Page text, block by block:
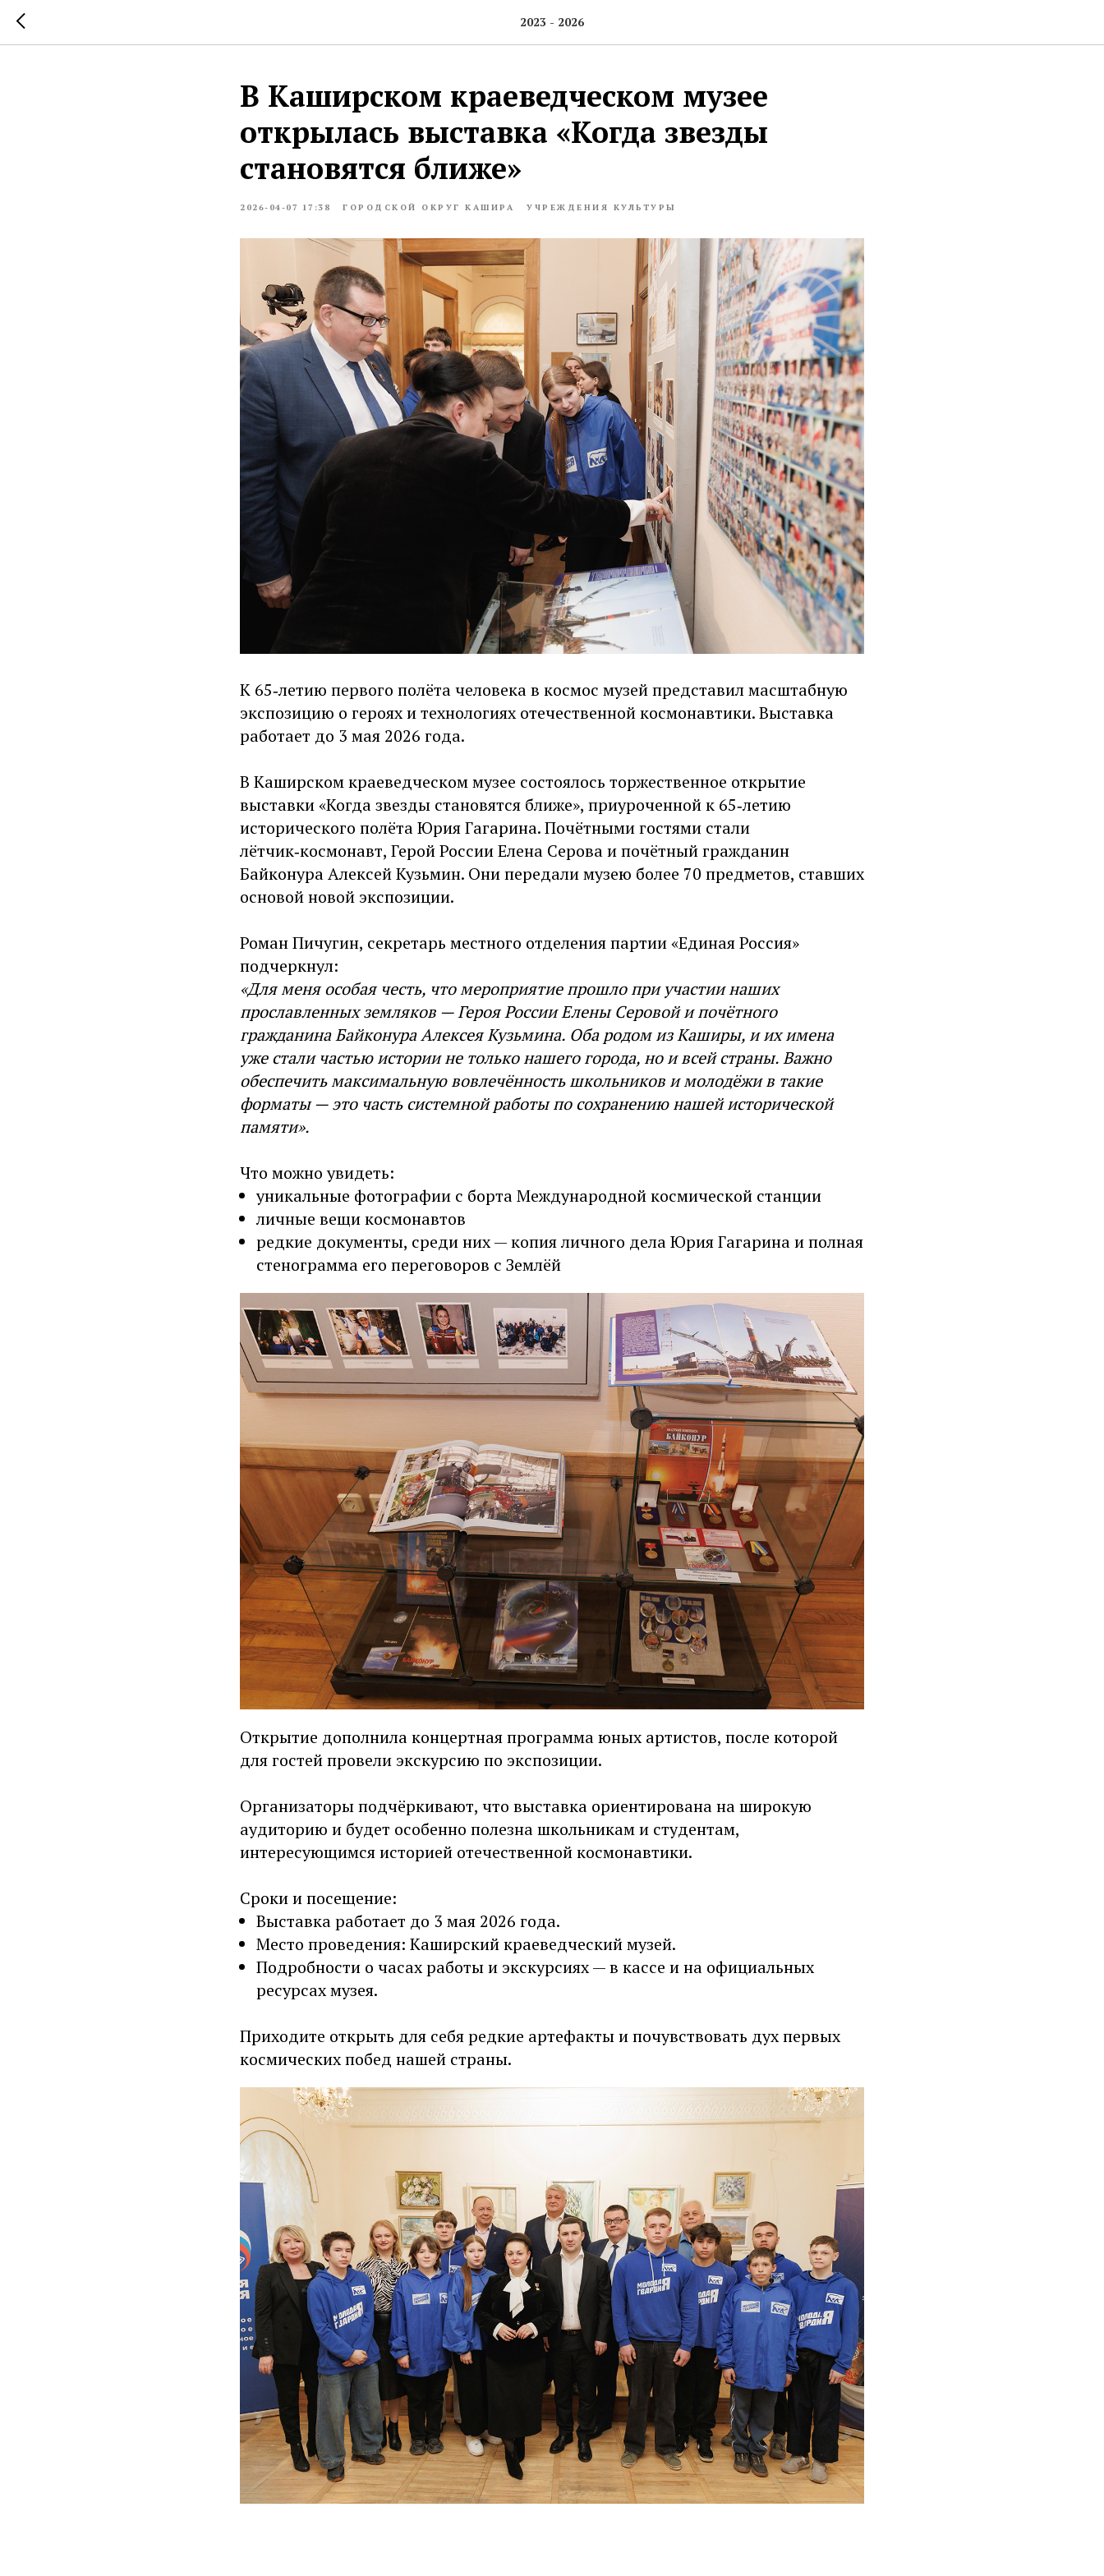
2023 - 2026
В Каширском краеведческом музее
открылась выставка «Когда звезды
становятся ближе»
2026-04-07 17:38 ГОРОДСКОЙ ОКРУГ КАШИРА УЧРЕЖДЕНИЯ КУЛЬТУРЫ
К 65‑летию первого полёта человека в космос музей представил масштабную
экспозицию о героях и технологиях отечественной космонавтики. Выставка
работает до 3 мая 2026 года.
В Каширском краеведческом музее состоялось торжественное открытие
выставки «Когда звезды становятся ближе», приуроченной к 65‑летию
исторического полёта Юрия Гагарина. Почётными гостями стали
лётчик‑космонавт, Герой России Елена Серова и почётный гражданин
Байконура Алексей Кузьмин. Они передали музею более 70 предметов, ставших
основой новой экспозиции.
Роман Пичугин, секретарь местного отделения партии «Единая Россия»
подчеркнул:
«Для меня особая честь, что мероприятие прошло при участии наших
прославленных земляков — Героя России Елены Серовой и почётного
гражданина Байконура Алексея Кузьмина. Оба родом из Каширы, и их имена
уже стали частью истории не только нашего города, но и всей страны. Важно
обеспечить максимальную вовлечённость школьников и молодёжи в такие
форматы — это часть системной работы по сохранению нашей исторической
памяти».
Что можно увидеть:
уникальные фотографии с борта Международной космической станции
личные вещи космонавтов
редкие документы, среди них — копия личного дела Юрия Гагарина и полная
стенограмма его переговоров с Землёй
Открытие дополнила концертная программа юных артистов, после которой
для гостей провели экскурсию по экспозиции.
Организаторы подчёркивают, что выставка ориентирована на широкую
аудиторию и будет особенно полезна школьникам и студентам,
интересующимся историей отечественной космонавтики.
Сроки и посещение:
Выставка работает до 3 мая 2026 года.
Место проведения: Каширский краеведческий музей.
Подробности о часах работы и экскурсиях — в кассе и на официальных
ресурсах музея.
Приходите открыть для себя редкие артефакты и почувствовать дух первых
космических побед нашей страны.